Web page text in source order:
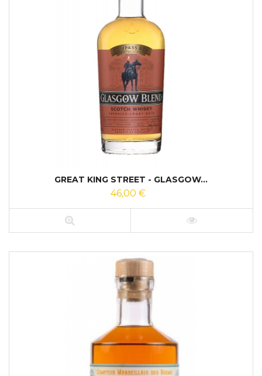
GREAT KING STREET - GLASGOW...
46,00 €